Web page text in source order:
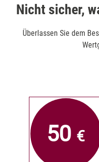
Nicht sicher,
Überlassen Sie dem
50 €